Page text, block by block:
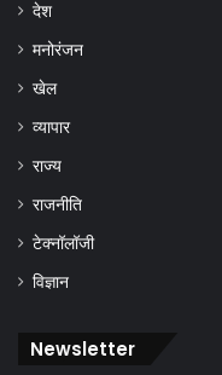
देश
मनोरंजन
खेल
व्यापार
राज्य
राजनीति
टेक्नॉलॉजी
विज्ञान
Newsletter